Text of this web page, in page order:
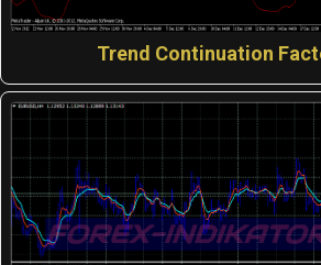
Trend Continuation